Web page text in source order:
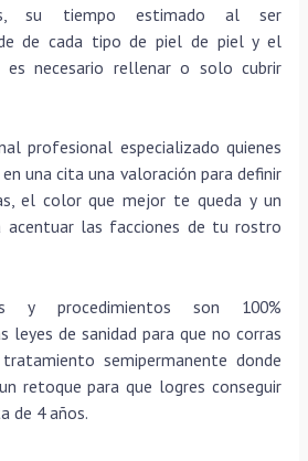
su tiempo estimado al ser
de cada tipo de piel de piel y el
necesario rellenar o solo cubrir
profesional especializado quienes
una cita una valoración para definir
el color que mejor te queda y un
acentuar las facciones de tu rostro
y procedimientos son 100%
leyes de sanidad para que no corras
semipermanente donde
retoque para que logres conseguir
de 4 años.